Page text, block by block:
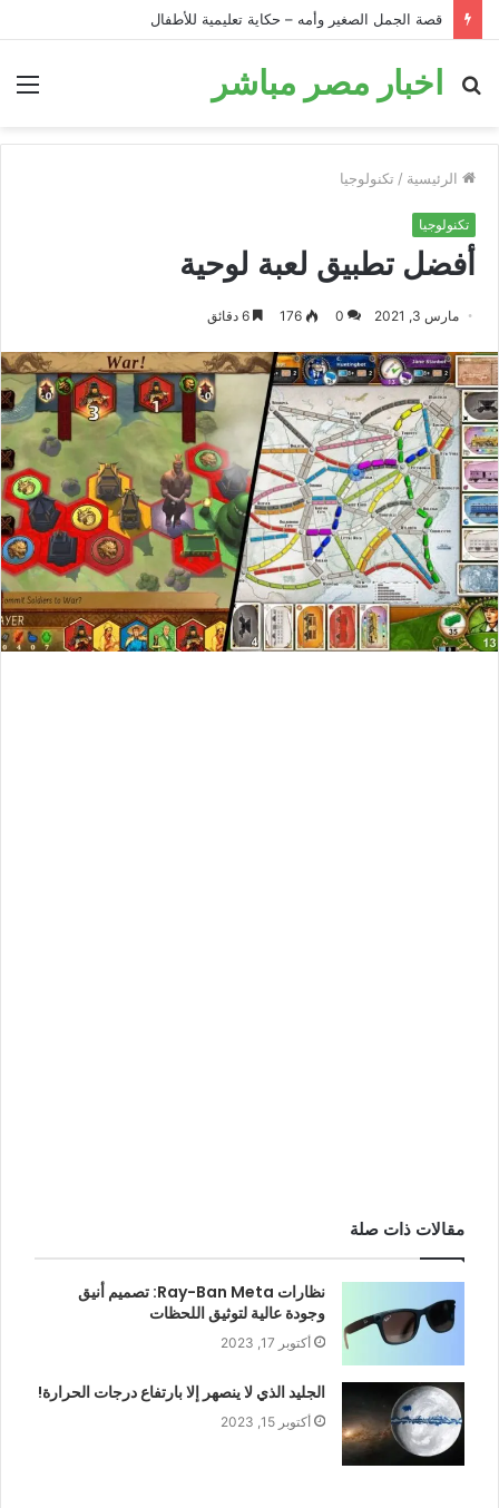
قصة الحمار في البئر: قصة تحفيزية للأطفال قبل النوم
اخبار مصر مباشر
بحث
الرئيسية / تكنولوجيا
تكنولوجيا
أفضل تطبيق لعبة لوحية
مارس 3, 2021 0
176
مقالات ذات صلة
نظارات Ray-Ban Meta: تصميم أنيق
وجودة عالية لتوثيق اللحظات
أكتوبر 17, 2023
الجليد الذي لا ينصهر إلا بارتفاع درجات الحرارة!
أكتوبر 15, 2023